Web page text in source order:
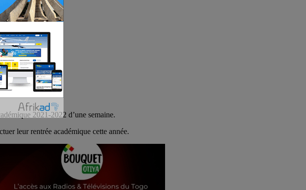
2021-2022 d’une semaine.
leur rentrée académique cette année.